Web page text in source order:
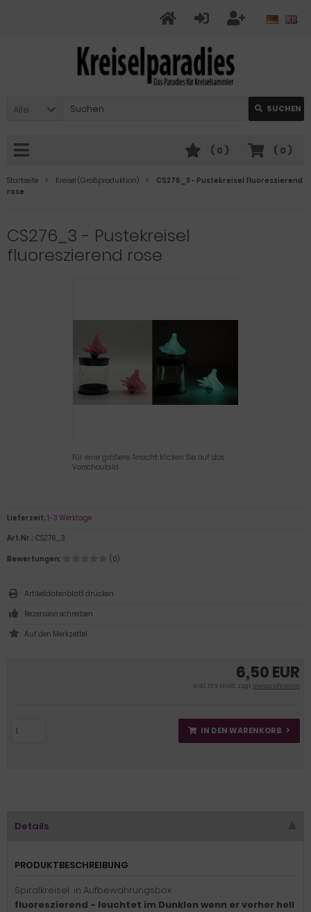
Alle SUCHEN
( 0 )
( 0 )
Startseite Kreisel (Großproduktion)
CS276_3 - Pustekreisel fluoreszierend
rose
CS276_3 - Pustekreisel
fluoreszierend rose
Für eine größere Ansicht klicken Sie auf das
Vorschaubild
6,50 EUR
inkl. 19 % MwSt. zzgl.Versandkosten
IN DEN WARENKORB
Lieferzeit: 1-3 Werktage
Art.Nr.: CS276_3
Bewertungen:
(0)
Artikeldatenblatt drucken
Rezension schreiben
Details
PRODUKTBESCHREIBUNG
Spiralkreisel in Aufbewahrungsbox
fluoreszierend - leuchtet im Dunklen wenn er vorher hell